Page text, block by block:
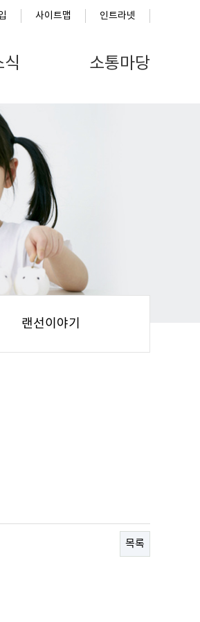
사이트맵 인트라넷
소통마당
랜선이야기
목록